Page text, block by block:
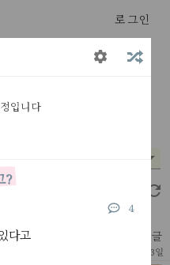
로그인
.로그인을 하지 않아도 뭔가 글
2024년 4월 3일
입니다
?
4
다고